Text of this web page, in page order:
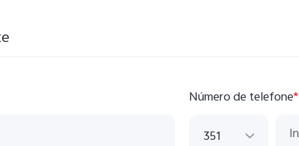
Número de telefone*
351